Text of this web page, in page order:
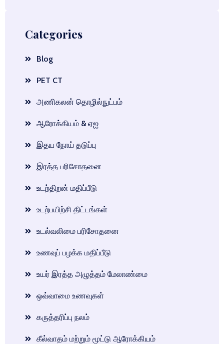
Categories
Blog
PET CT
அணிகலன் தொழில்நுட்பம்
ஆரோக்கியம் & ஏஐ
இதய நோய் தடுப்பு
இரத்த பரிசோதனை
உடற்திறன் மதிப்பீடு
உடற்பயிற்சி திட்டங்கள்
உடல்வலிமை பரிசோதனை
உணவுப் பழக்க மதிப்பீடு
உயர் இரத்த அழுத்தம் மேலாண்மை
ஒவ்வாமை உணவுகள்
கருத்தரிப்பு நலம்
கீல்வாதம் மற்றும் மூட்டு ஆரோக்கியம்